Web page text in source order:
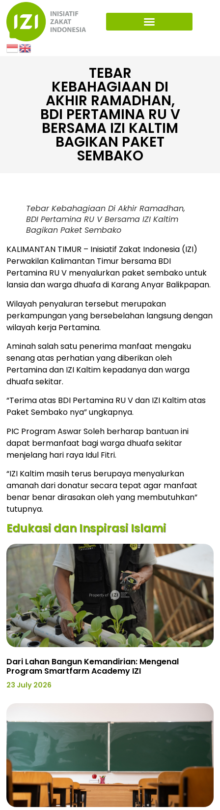
TEBAR
KEBAHAGIAAN DI
AKHIR RAMADHAN,
BDI PERTAMINA RU V
BERSAMA IZI KALTIM
BAGIKAN PAKET
SEMBAKO
Tebar Kebahagiaan Di Akhir Ramadhan,
BDI Pertamina RU V Bersama IZI Kaltim
Bagikan Paket Sembako
KALIMANTAN TIMUR – Inisiatif Zakat Indonesia (IZI)
Perwakilan Kalimantan Timur bersama BDI
Pertamina RU V menyalurkan paket sembako untuk
lansia dan warga dhuafa di Karang Anyar Balikpapan.
Wilayah penyaluran tersebut merupakan
perkampungan yang bersebelahan langsung dengan
wilayah kerja Pertamina.
Aminah salah satu penerima manfaat mengaku
senang atas perhatian yang diberikan oleh
Pertamina dan IZI Kaltim kepadanya dan warga
dhuafa sekitar.
“Terima atas BDI Pertamina RU V dan IZI Kaltim atas
Paket Sembako nya” ungkapnya.
PIC Program Aswar Soleh berharap bantuan ini
dapat bermanfaat bagi warga dhuafa sekitar
menjelang hari raya Idul Fitri.
“IZI Kaltim masih terus berupaya menyalurkan
amanah dari donatur secara tepat agar manfaat
benar benar dirasakan oleh yang membutuhkan”
tutupnya.
Edukasi dan Inspirasi Islami
Dari Lahan Bangun Kemandirian: Mengenal
Program Smartfarm Academy IZI
23 July 2026